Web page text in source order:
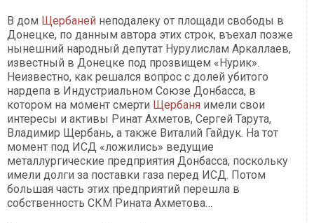
В дом Щербаней неподалеку от площади свободы в
Донецке, по данным автора этих строк, въехал позже
нынешний народный депутат Нурулислам Аркаллаев,
известный в Донецке под прозвищем «Нурик».
Неизвестно, как решался вопрос с долей убитого
нардепа в Индустриальном Союзе Донбасса, в
котором на момент смерти Щербаня имели свои
интересы и активы Ринат Ахметов, Сергей Тарута,
Владимир Щербань, а также Виталий Гайдук. На тот
момент под ИСД «ложились» ведущие
металлургические предприятия Донбасса, поскольку
имели долги за поставки газа перед ИСД. Потом
большая часть этих предприятий перешла в
собственность СКМ Рината Ахметова…